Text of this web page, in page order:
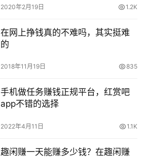
2020年2月19日 1.2K
在网上挣钱真的不难吗，其实挺难
的
2018年11月19日 835
手机做任务赚钱正规平台，红赏吧
app不错的选择
2022年4月11日 1.1K
趣闲赚一天能赚多少钱？在趣闲赚